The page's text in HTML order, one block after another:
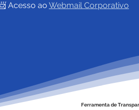
Acesso ao Webmail Corporativo
Ferramenta de